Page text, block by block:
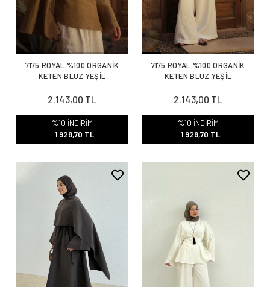
7175 ROYAL %100 ORGANİK
KETEN BLUZ YEŞİL
2.143,00 TL
%10 İNDİRİM
1.928,70 TL
7175 ROYAL %100 ORGANİK
KETEN BLUZ YEŞİL
2.143,00 TL
%10 İNDİRİM
1.928,70 TL